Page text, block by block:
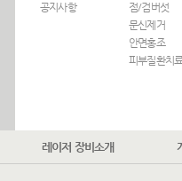
공지사항
점/검버섯
문신제거
안면홍조
피부질환치
레이저 장비소개